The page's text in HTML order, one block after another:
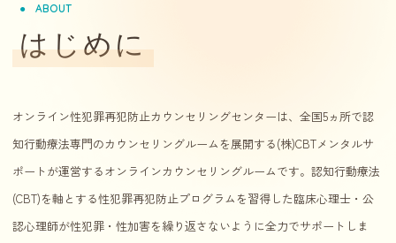
ABOUT
はじめに
オンライン性犯罪再犯防止カウンセリングセンターは、全国5ヵ所で認
知行動療法専門のカウンセリングルームを展開する(株)CBTメンタルサ
ポートが運営するオンラインカウンセリングルームです。認知行動療法
(CBT)を軸とする性犯罪再犯防止プログラムを習得した臨床心理士・公
認心理師が性犯罪・性加害を繰り返さないように全力でサポートしま